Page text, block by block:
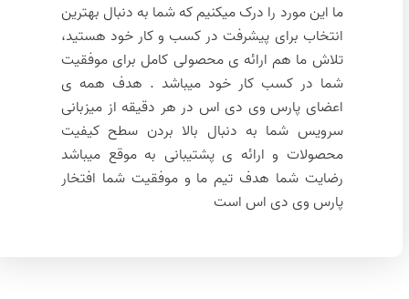
ما این مورد را درک میکنیم که شما به دنبال بهترین
انتخاب برای پیشرفت در کسب و کار خود هستید،
تلاش ما هم ارائه ی محصولی کامل برای موفقیت
شما در کسب کار خود میباشد . هدف همه ی
اعضای پارس وی دی اس در هر دقیقه از میزبانی
سرویس شما به دنبال بالا بردن سطح کیفیت
محصولات و ارائه ی پشتیبانی به موقع میباشد
رضایت شما هدف تیم ما و موفقیت شما افتخار
پارس وی دی اس است